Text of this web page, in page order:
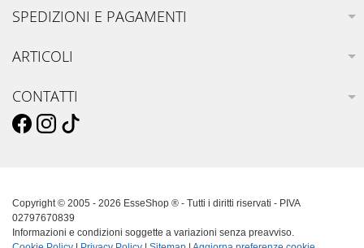
SPEDIZIONI E PAGAMENTI
ARTICOLI
CONTATTI
Copyright © 2005 - 2026 EsseShop ® - Tutti i diritti riservati - PIVA
02797670839
Informazioni e condizioni soggette a variazioni senza preavviso.